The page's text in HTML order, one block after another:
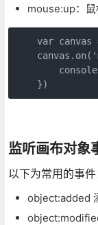
mouse:up：鼠
var canvas
    })
监听画布对象
以下为常用的事件
object:added